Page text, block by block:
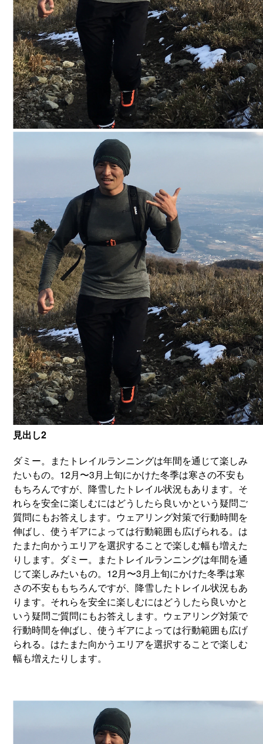
見出し2
ダミー。またトレイルランニングは年間を通じて楽しみ
たいもの。12月〜3月上旬にかけた冬季は寒さの不安も
もちろんですが、降雪したトレイル状況もあります。そ
れらを安全に楽しむにはどうしたら良いかという疑問ご
質問にもお答えします。ウェアリング対策で行動時間を
伸ばし、使うギアによっては行動範囲も広げられる。は
たまた向かうエリアを選択することで楽しむ幅も増えた
りします。ダミー。またトレイルランニングは年間を通
じて楽しみたいもの。12月〜3月上旬にかけた冬季は寒
さの不安ももちろんですが、降雪したトレイル状況もあ
ります。それらを安全に楽しむにはどうしたら良いかと
いう疑問ご質問にもお答えします。ウェアリング対策で
行動時間を伸ばし、使うギアによっては行動範囲も広げ
られる。はたまた向かうエリアを選択することで楽しむ
幅も増えたりします。